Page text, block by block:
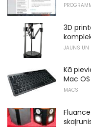
3D
JAUNS UN
Kā
Mac
MACS